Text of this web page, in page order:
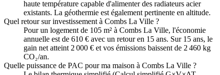
haute température capable d'alimenter des radiateurs acier
existants. La géothermie est également pertinente en altitude.
Quel retour sur investissement à Combs La Ville ?
Pour un logement de 105 m² à Combs La Ville, l'économie
annuelle est de 610 € avec un retour en 15 ans. Sur 15 ans, le
gain net atteint 2 000 € et vos émissions baissent de 2 460 kg
CO₂/an.
Quelle puissance de PAC pour ma maison à Combs La Ville ?